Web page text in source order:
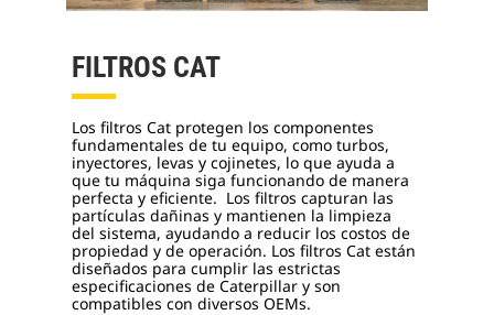
FILTROS CAT
Los filtros Cat protegen los componentes
fundamentales de tu equipo, como turbos,
inyectores, levas y cojinetes, lo que ayuda a
que tu máquina siga funcionando de manera
perfecta y eficiente. Los filtros capturan las
partículas dañinas y mantienen la limpieza
del sistema, ayudando a reducir los costos de
propiedad y de operación. Los filtros Cat están
diseñados para cumplir las estrictas
especificaciones de Caterpillar y son
compatibles con diversos OEMs.